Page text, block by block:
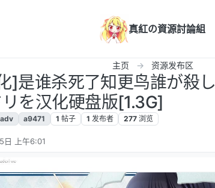
真紅の資源討論組
主页 资源发布区
]是谁杀死了知更鸟誰が殺し
を汉化硬盘版[1.3G]
adv a9471 1 帖子 1 发布者 277 浏览
日 上午6:01